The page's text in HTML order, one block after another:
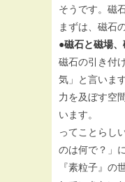
そうです。磁
まずは、磁石
●磁石と磁場
磁石の引き付
気」と言いま
力を及ぼす空
います。
ってことらし
のは何で？」
『素粒子』の